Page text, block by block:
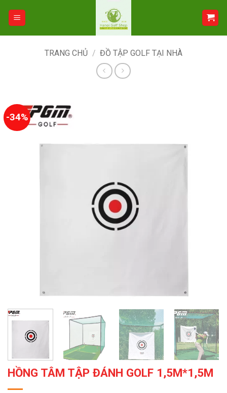
TRANG CHỦ / ĐỒ TẬP GOLF TẠI NHÀ
-34%
HỒNG TÂM TẬP ĐÁNH GOLF 1,5M*1,5M